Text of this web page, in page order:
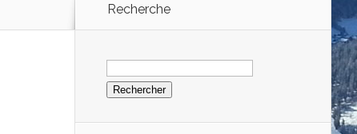
Recherche
Rechercher :